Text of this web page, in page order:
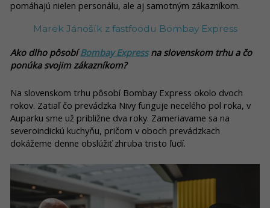
pomáhajú nielen personálu, ale aj samotným zákazníkom.
Marek Jánošík z fastfoodu Bombay Express
Ako dlho pôsobíBombay Expressna slovenskom trhu a čo
ponúka svojim zákazníkom?
Na slovenskom trhu pôsobí Bombay Express okolo dvoch
rokov. Zatiaľ čo prevádzka Nivy funguje necelého pol roka, v
Auparku sme už približne dva roky. Zameriavame sa na
severoindickú kuchyňu, pričom v oboch prevádzkach
dokážeme denne obslúžiť zhruba tristo ľudí.